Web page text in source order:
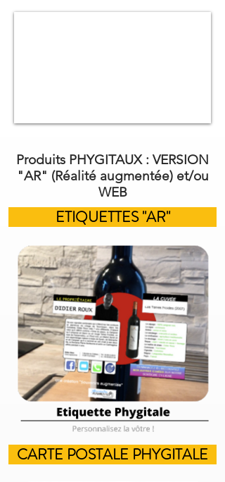
Produits PHYGITAUX : VERSION
"AR" (Réalité augmentée) et/ou
WEB
ETIQUETTES "AR"
CARTE POSTALE PHYGITALE